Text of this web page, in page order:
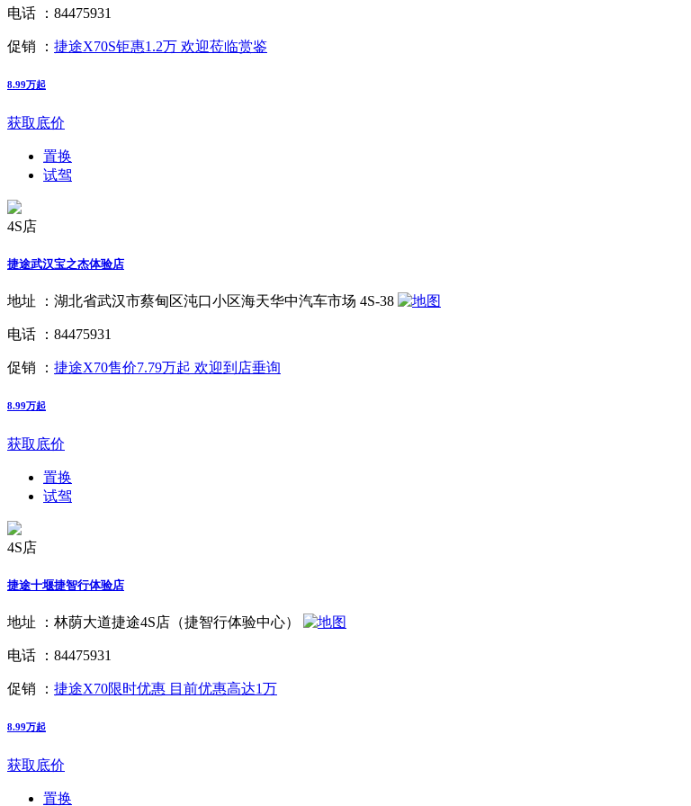
电话 ： 84475931
促销 ： 捷途X70S钜惠1.2万 欢迎莅临赏鉴
8.99万起
获取底价
置换
试驾
4S店
捷途武汉宝之杰体验店
地址 ： 湖北省武汉市蔡甸区沌口小区海天华中汽车市场 4S-38
电话 ： 84475931
促销 ： 捷途X70售价7.79万起 欢迎到店垂询
8.99万起
获取底价
置换
试驾
4S店
捷途十堰捷智行体验店
地址 ： 林荫大道捷途4S店（捷智行体验中心）
电话 ： 84475931
促销 ： 捷途X70限时优惠 目前优惠高达1万
8.99万起
获取底价
置换